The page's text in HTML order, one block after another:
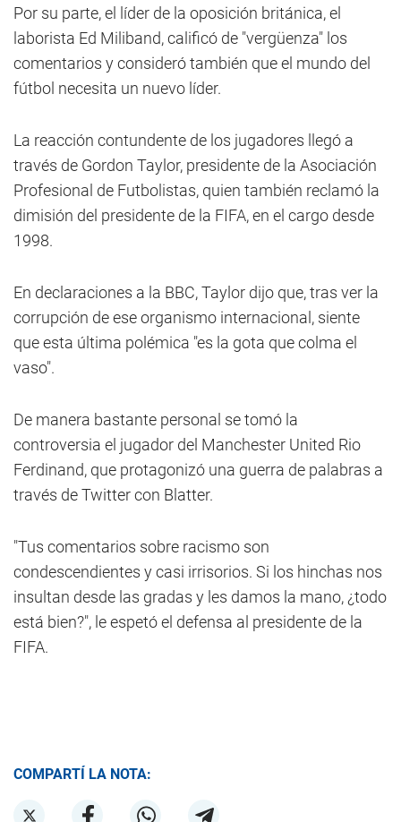
Por su parte, el líder de la oposición británica, el
laborista Ed Miliband, calificó de "vergüenza" los
comentarios y consideró también que el mundo del
fútbol necesita un nuevo líder.
La reacción contundente de los jugadores llegó a
través de Gordon Taylor, presidente de la Asociación
Profesional de Futbolistas, quien también reclamó la
dimisión del presidente de la FIFA, en el cargo desde
1998.
En declaraciones a la BBC, Taylor dijo que, tras ver la
corrupción de ese organismo internacional, siente
que esta última polémica "es la gota que colma el
vaso".
De manera bastante personal se tomó la
controversia el jugador del Manchester United Rio
Ferdinand, que protagonizó una guerra de palabras a
través de Twitter con Blatter.
"Tus comentarios sobre racismo son
condescendientes y casi irrisorios. Si los hinchas nos
insultan desde las gradas y les damos la mano, ¿todo
está bien?", le espetó el defensa al presidente de la
FIFA.
COMPARTÍ LA NOTA: